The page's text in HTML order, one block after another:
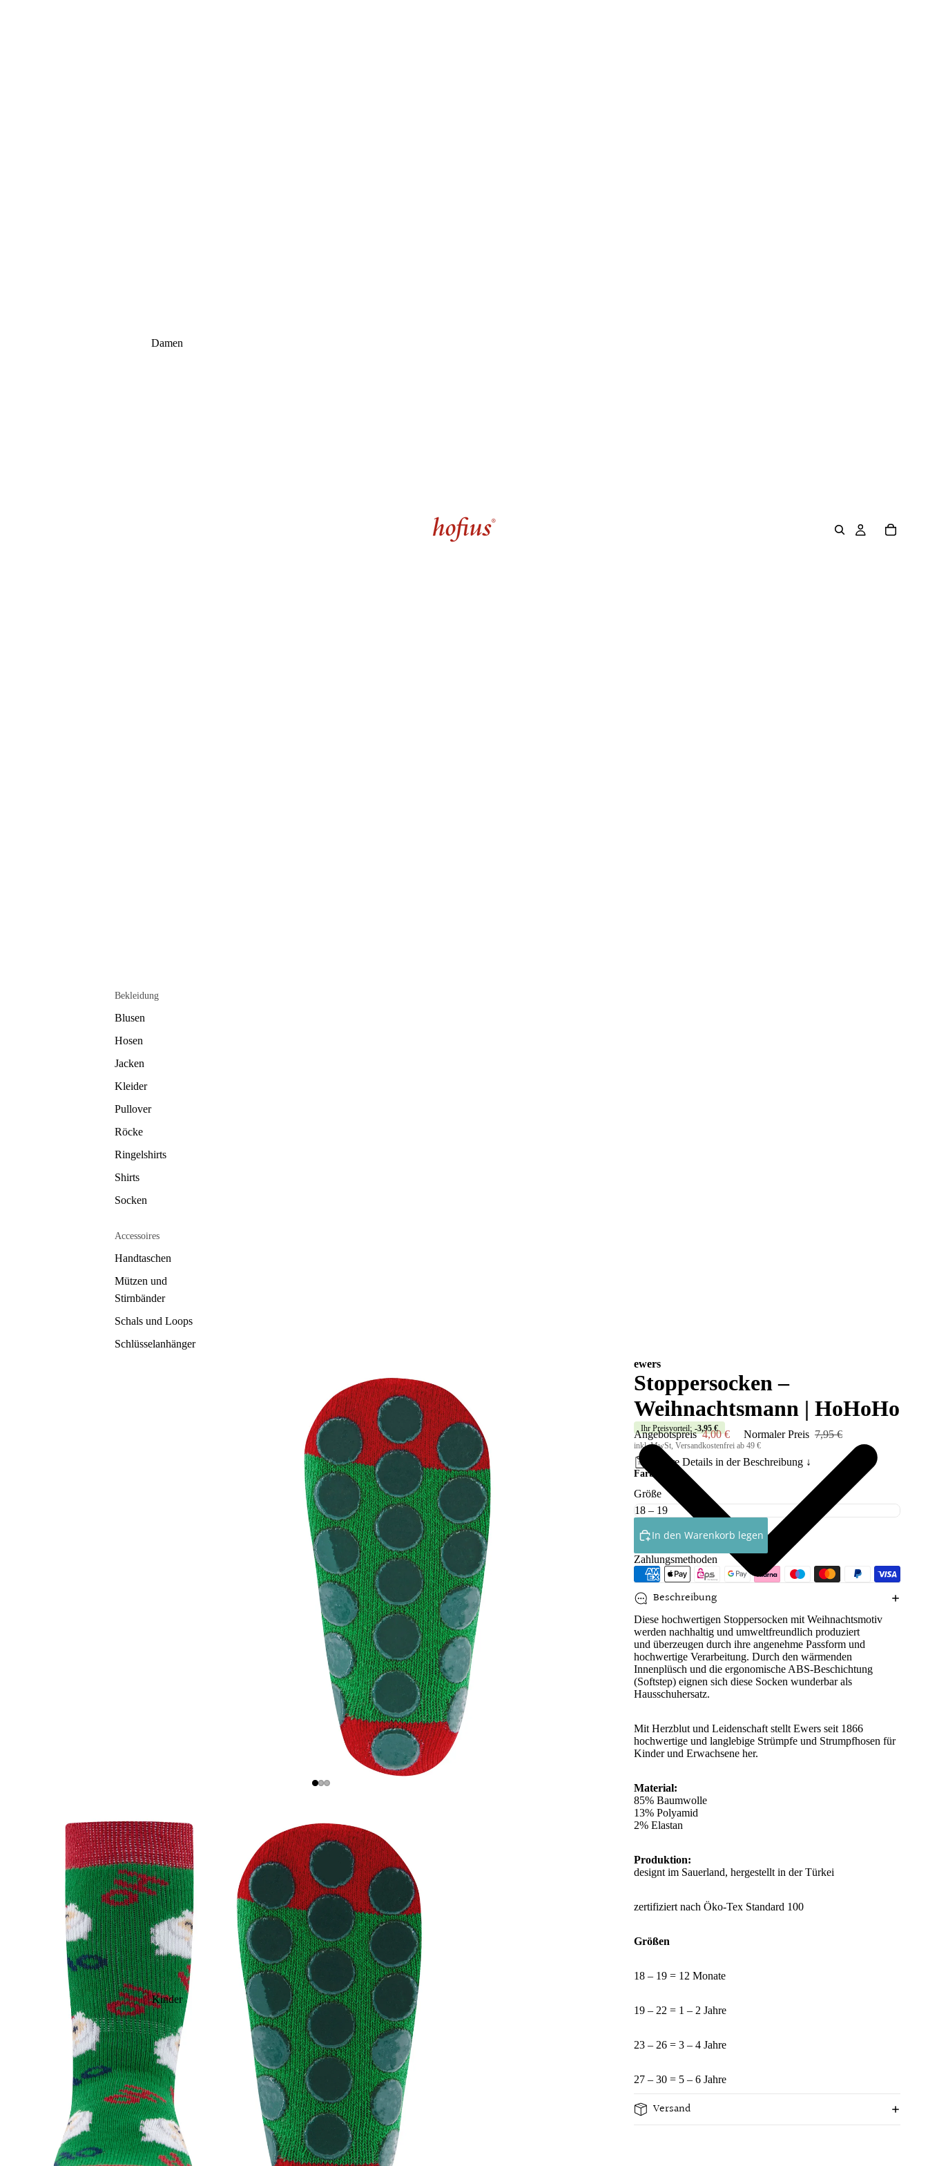
Damen
Bekleidung
Blusen
Hosen
Jacken
Kleider
Pullover
Röcke
Ringelshirts
Shirts
Socken
Accessoires
Handtaschen
Mützen und
Stirnbänder
Schals und Loops
Schlüsselanhänger
Kinder
ewers
Stoppersocken –
Weihnachtsmann | HoHoHo
Ihr Preisvorteil: -3,95 €
Angebotspreis 4,00 € Normaler Preis 7,95 €
inkl. MwSt, Versandkostenfrei ab 49 €
Weitere Details in derBeschreibung ↓
Farbe
Größe
In den Warenkorb legen
Zahlungsmethoden
Beschreibung
Diese hochwertigen Stoppersocken mit Weihnachtsmotiv
werden nachhaltig und umweltfreundlich produziert
und überzeugen durch ihre angenehme Passform und
hochwertige Verarbeitung. Durch den wärmenden
Innenplüsch und die ergonomische ABS-Beschichtung
(Softstep) eignen sich diese Socken wunderbar als
Hausschuhersatz.
Mit Herzblut und Leidenschaft stellt Ewers seit 1866
hochwertige und langlebige Strümpfe und Strumpfhosen für
Kinder und Erwachsene her.
Material:
85% Baumwolle
13% Polyamid
2% Elastan
Produktion:
designt im Sauerland, hergestellt in der Türkei
zertifiziert nach Öko-Tex Standard 100
Größen
18 – 19 = 12 Monate
19 – 22 = 1 – 2 Jahre
23 – 26 = 3 – 4 Jahre
27 – 30 = 5 – 6 Jahre
Versand